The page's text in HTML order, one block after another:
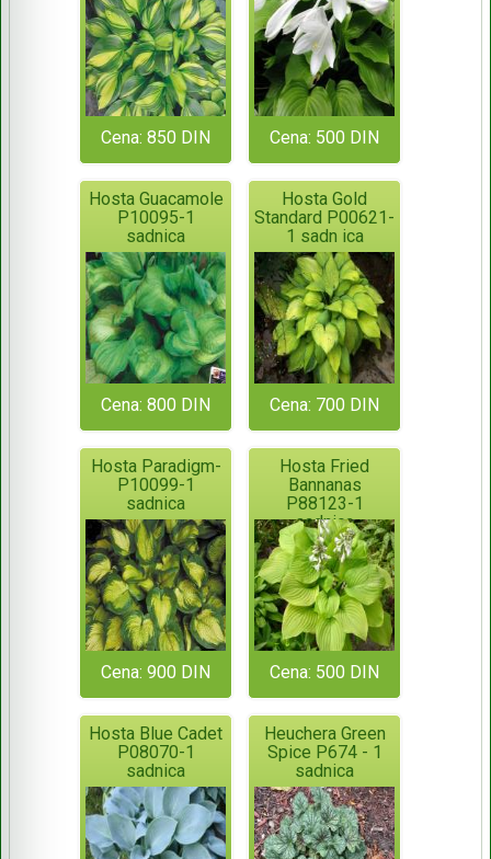
Cena: 850 DIN Cena: 500 DIN
Hosta Guacamole
P10095-1
sadnica
Cena: 800 DIN
Hosta Gold
Standard P00621-
1 sadn ica
Cena: 700 DIN
Hosta Paradigm-
P10099-1
sadnica
Cena: 900 DIN
Hosta Fried
Bannanas
P88123-1
sadnica
Cena: 500 DIN
Hosta Blue Cadet
P08070-1
sadnica
Heuchera Green
Spice P674 - 1
sadnica